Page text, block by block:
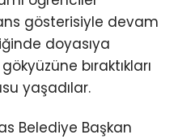
gösterisiyle devam
doyasıya
bıraktıkları
yaşadılar.
Belediye Başkan